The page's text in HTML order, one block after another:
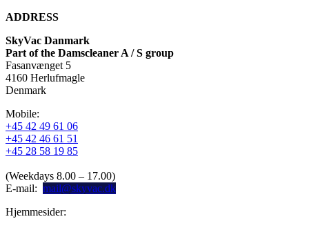
ADDRESS
SkyVac Danmark
Part of the Damscleaner A / S group
Fasanvænget 5
4160 Herlufmagle
Denmark
Mobile:
+45 42 49 61 06
+45 42 46 61 51
+45 28 58 19 85
(Weekdays 8.00 – 17.00)
E-mail: mail@skyvac.dk
Hjemmesider: